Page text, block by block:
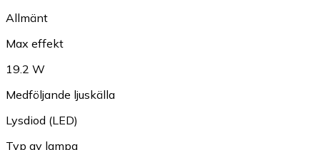
Allmänt
Max effekt
19.2 W
Medföljande ljuskälla
Lysdiod (LED)
Typ av lampa